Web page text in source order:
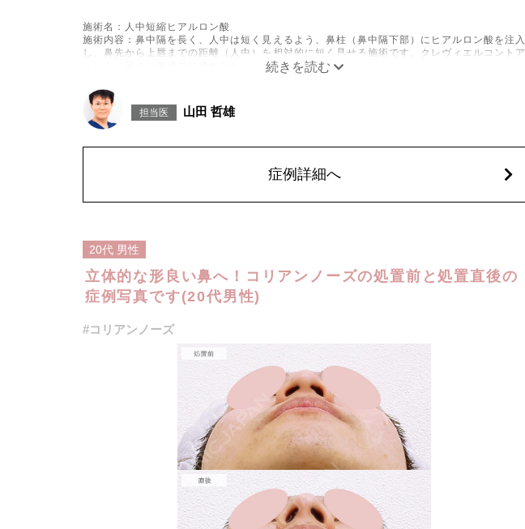
施術名：人中短縮ヒアルロン酸
施術内容：鼻中隔を長く、人中は短く見えるよう、鼻柱（鼻中隔下部）にヒアルロン酸を注入
し、鼻先から上唇までの距離（人中）を相対的に短く見せる施術です。クレヴィエルコントア
という、硬さと形成力に優れたヒアルロン酸を用います。
リスク、副作用：施術後に、注入部位の腫れ、発赤（赤み）、内出血、圧痛、突っ張るような
違和感などが一時的に生じることがあります。また、ごく稀にアレルギー反応、細菌感染、血
管内誤注入による血流障害（血管閉塞）などの重篤な副作用が報告されています。施術後1〜
2週間は、注入部位を強くこする・圧迫するなどのマッサージや刺激は避けてください。
コントア」というヒアルロン酸製剤で、細かなライン形成にも適しており、シャープで洗練さ
れた仕上がりを目指せます。
施術時間：約15分程
リスク、副作用：腫れ、赤み、内出血、痛み、突っ張り感などが生じることがございます。ま
た、稀にアレルギー、細菌感染症、血管閉塞などが生じることがございます。注入箇所を強く
費用：217,800円(税込)
オプション：表面麻酔 3,300円(税込) 笑気麻酔 3,300円(税込)
担当医 山田 哲雄
症例詳細へ
20代 男性
立体的な形良い鼻へ！コリアンノーズの処置前と処置直後の
症例写真です(20代男性)
#コリアンノーズ